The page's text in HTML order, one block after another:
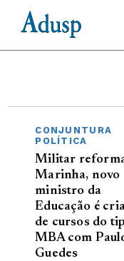
CONJUNTURA
POLÍTICA
Militar
Marinha, novo
ministro da
Educação é
de cursos do
MBA com
Guedes